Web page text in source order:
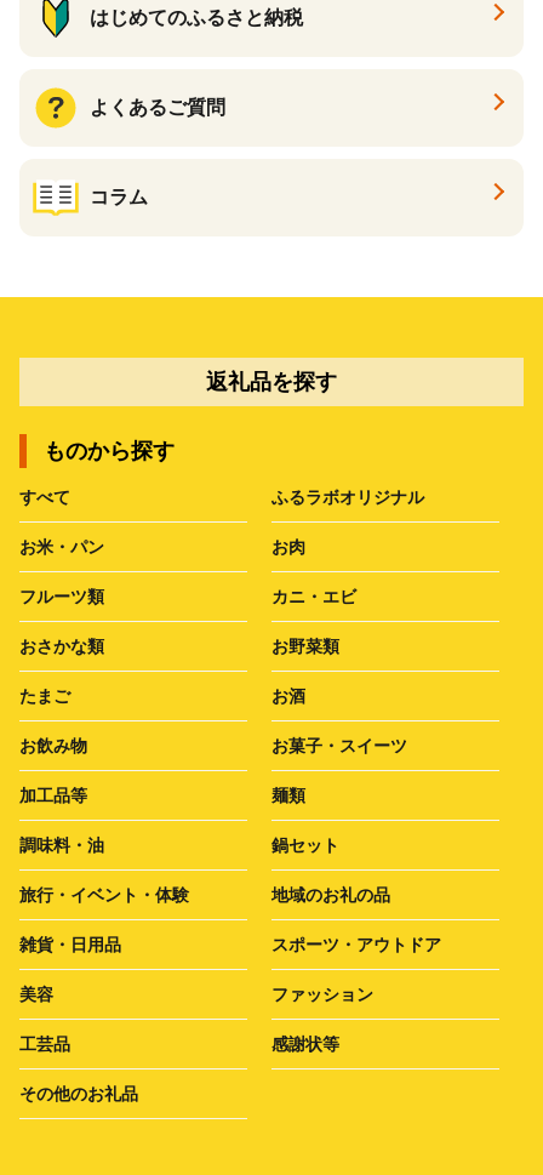
はじめてのふるさと納税
よくあるご質問
コラム
返礼品を探す
ものから探す
すべて ふるラボオリジナル
お米・パン お肉
フルーツ類 カニ・エビ
おさかな類 お野菜類
たまご お酒
お飲み物 お菓子・スイーツ
加工品等 麺類
調味料・油 鍋セット
旅行・イベント・体験 地域のお礼の品
雑貨・日用品 スポーツ・アウトドア
美容 ファッション
工芸品 感謝状等
その他のお礼品